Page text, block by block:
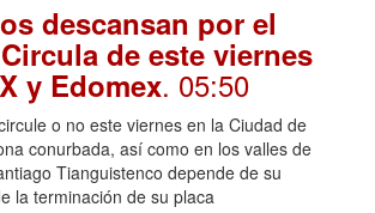
descansan por el
de este viernes
y Edomex. 05:50
o no este viernes en la Ciudad de
conurbada, así como en los valles de
Tianguistenco depende de su
la terminación de su placa